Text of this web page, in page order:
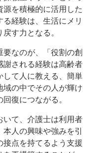
を積極的に活用した
経験は、生活にメリ
す力となる。
なのが、「役割の創
謝される経験は高齢者
して人に教える、簡単
域の中でその人が輝け
復につながる。
いて、介護士は利用者
人の興味や強みを引
接点を持てるよう支援